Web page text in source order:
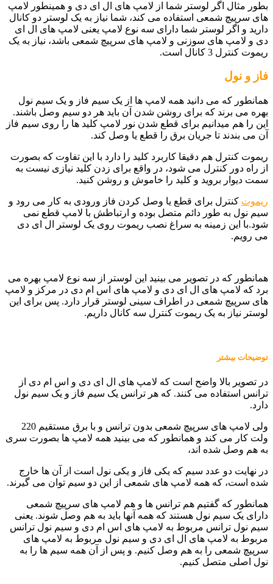
بطور مثال اگر لوستر شما از لامپ های ال ای دی و همینطور لامپ
های سرپیچ شمعی استفاده می کند، شما نیاز به یک لوستر دو کانال
دارید و اگر لوستر شما دارای سه نوع لامپ یعنی لامپ های ال ای
دی و لامپ های سوزنی و لامپ های سرپیچ شمعی باشد، نیاز به یک
ریموت کنترل 3 کانال است.
فاز و نول
همانطور که می دانید همه لامپ ها از یک سیم فاز و یک سیم نول
بهره می برند که برای روشن شدن آن باید هر دو سیم وصل باشند.
این را هم میدانیم برای قطع شدن نور لامپ کلید ها را روی سیم فاز
آن می بندند تا جریان برق را قطع یا وصل کند.
ریموت کنترل هم دقیقا کاربرد کلید را دارد با این تفاوت که بصورت
از راه دور کنترل می شود، در واقع برای زدن کلید نیازی نیست به
سمت دیوار بروید و کلید را خاموش و روشن کنید.
ریموت کنترل برای قطع یا وصل کردن فاز ورودی به کار می رود و
سیم نول به طور دائم متصل بوده و ارتباطش با لامپ قطع نمی
شود.با این زمینه به سراغ نصب ریموت روی یک لوستر ال ای دی
می رویم.
همانطور که در تصویر می بینید این لوستر از سه نوع لامپ بهره می
برد که لامپ های ال ای دی و لامپ های اس ام دی در مرکز و لامپ
های سرپیچ شمعی در اطراف سینی لوستر قرار دارد. پس برای این
لوستر نیاز به یک ریموت کنترل سه کانال داریم.
توضیحات بیشتر
در تصویر بالا واضح است که لامپ های ال ای دی و اس ام دی از
ترانس استفاده می کنند. که هر ترانس یک سیم فاز و یک سیم نول
دارد.
ولی لامپ های سرپیچ شمعی بدون ترانس و با برق مستقیم 220
ولت کار می کند و همانطور که می بینید همه لامپ ها بصورت سری
به هم وصل شده اند،
در نهایت دو عدد سیم که یکی فاز و یکی نول است از آن ها خارج
شده است، که همه لامپ های شمعی از این دو سیم توان می گیرند.
همانطور که گفتیم هم ترانس ها و هم لامپ های سرپیچ شمعی
دارای یک سیم نول هستند که همه آنها باید به هم وصل شوند. یعنی
سیم نول ترانس مربوط به لامپ های اس ام دی و سیم نول ترانس
مربوط به لامپ های ال ای دی و سیم نول مربوط به لامپ های
سرپیچ شمعی را به هم وصل کنیم. و پس از آن همه سیم ها را به
نول اصلی متصل کنیم.